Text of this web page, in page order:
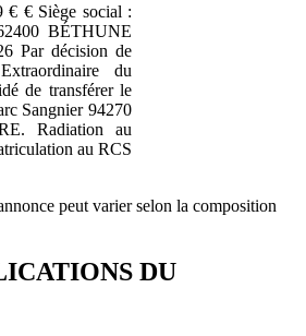
€ € Siège social :
BÉTHUNE
Par décision de
du
de transférer le
Sangnier 94270
Radiation au
au RCS
peut varier selon la composition
DU